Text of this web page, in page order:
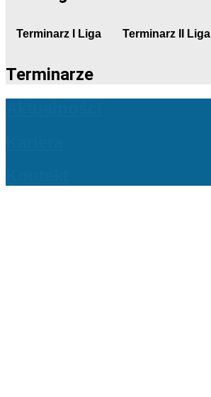
Terminarz I Liga Terminarz II Liga
Terminarze